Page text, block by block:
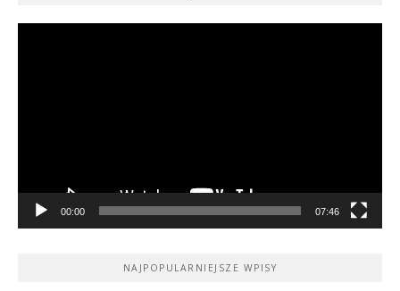
00:00 07:46
NAJPOPULARNIEJSZE WPISY